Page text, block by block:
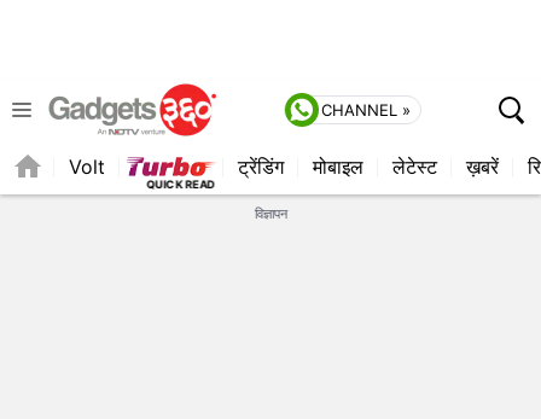
CHANNEL »
Volt ट्रेंडिंग मोबाइल लेटेस्ट ख़बरें
विज्ञापन